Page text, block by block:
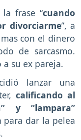
frase “cuando
divorciarme”, a
con el dinero
de sarcasmo.
su ex pareja.
lanzar una
calificando al
y “lampara”
para dar la pelea